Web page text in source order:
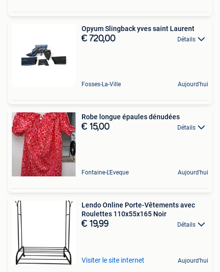
Opyum Slingback yves saint Laurent
€ 720,00 Détails
Fosses-La-Ville Aujourd'hui
Robe longue épaules dénudées
€ 15,00 Détails
Fontaine-L'Eveque Aujourd'hui
Lendo Online Porte-Vêtements avec
Roulettes 110x55x165 Noir
€ 19,99 Détails
Visiter le site internet Aujourd'hui